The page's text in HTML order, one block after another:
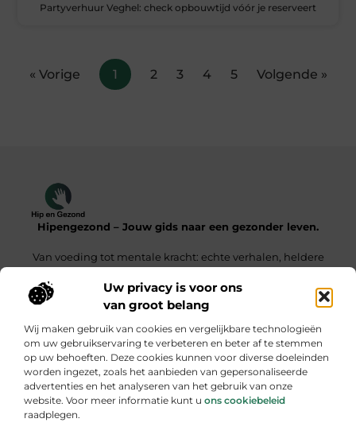
Uw privacy is voor ons
van groot belang
Wij maken gebruik van cookies en vergelijkbare technologieën
om uw gebruikservaring te verbeteren en beter af te stemmen
op uw behoeften. Deze cookies kunnen voor diverse doeleinden
worden ingezet, zoals het aanbieden van gepersonaliseerde
advertenties en het analyseren van het gebruik van onze
website. Voor meer informatie kunt u ons cookiebeleid
raadplegen.
Partyverhuur Veghel: check opbouwtijd vóór je reserveert
« Vorige 1 2 3 4 5 Volgende »
Hipengezond – Jouw gids naar een gezonder leven.
Van voeding tot mentale kracht: echte verhalen, heldere
Onze informatie
Bericht categorie